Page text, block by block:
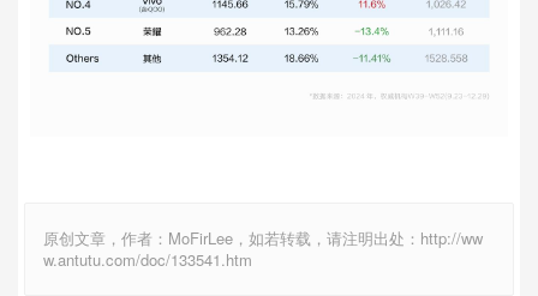
原创文章，作者：MoFirLee，如若转载，请注明出处：http://ww
w.antutu.com/doc/133541.htm